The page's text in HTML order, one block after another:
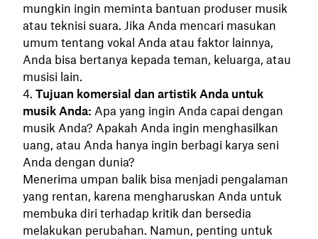
mungkin ingin meminta bantuan produser musik
atau teknisi suara. Jika Anda mencari masukan
umum tentang vokal Anda atau faktor lainnya,
Anda bisa bertanya kepada teman, keluarga, atau
musisi lain.
Tujuan komersial dan artistik Anda untuk
musik Anda: Apa yang ingin Anda capai dengan
musik Anda? Apakah Anda ingin menghasilkan
uang, atau Anda hanya ingin berbagi karya seni
Anda dengan dunia?
Menerima umpan balik bisa menjadi pengalaman
yang rentan, karena mengharuskan Anda untuk
membuka diri terhadap kritik dan bersedia
melakukan perubahan. Namun, penting untuk